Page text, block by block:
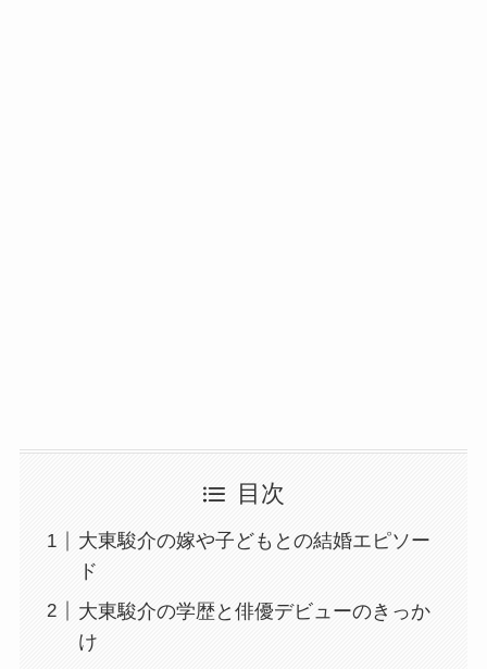
目次
大東駿介の嫁や子どもとの結婚エピソー
ド
大東駿介の学歴と俳優デビューのきっか
け